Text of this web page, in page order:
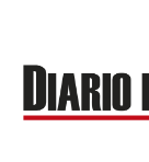
contenido